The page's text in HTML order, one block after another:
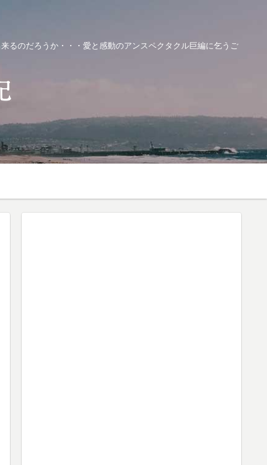
るのだろうか・・・愛と感動のアンスペクタクル巨編に乞うご